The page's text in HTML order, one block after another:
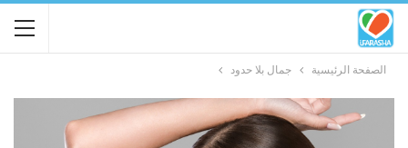
الصفحة الرئيسية جمال بلا حدود